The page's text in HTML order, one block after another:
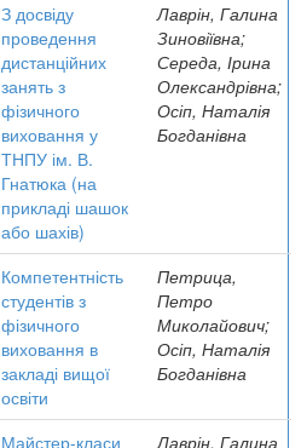
З досвіду
проведення
дистанційних
занять з
фізичного
виховання у
ТНПУ ім. В.
Гнатюка (на
прикладі шашок
або шахів)
Лаврін, Галина
Зиновіївна;
Середа, Ірина
Олександрівна;
Осіп, Наталія
Богданівна
Компетентність
студентів з
фізичного
виховання в
закладі вищої
освіти
Петрица,
Петро
Миколайович;
Осіп, Наталія
Богданівна
Майстер-класи Лаврін, Галина